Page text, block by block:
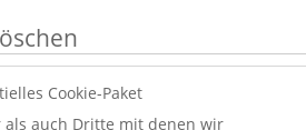
Cookie-Paket
als auch Dritte mit denen wir